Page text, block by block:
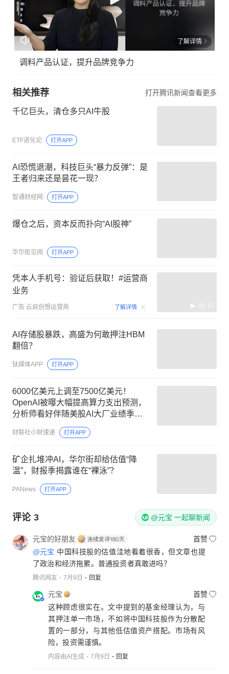
了解详情
调料产品认证，提升品牌竞争力
相关推荐 打开腾讯新闻查看更多
千亿巨头，清仓多只AI牛股
ETF进化论 打开APP
AI恐慌退潮，科技巨头“暴力反弹”：是
王者归来还是昙花一现？
智通财经网 打开APP
爆仓之后，资本反而扑向“AI股神”
华尔街见闻 打开APP
凭本人手机号：验证后获取！#运营商
业务
广告 云启创想运营商 了解详情 00:15
AI存储股暴跌，高盛为何敢押注HBM
翻倍？
钛媒体APP 打开APP
6000亿美元上调至7500亿美元！
OpenAI被曝大幅提高算力支出预测，
分析师看好伴随美股AI大厂业绩季开
启，CSP资本开支与AI收入或将持续
超预期
财联社小财速递 打开APP
矿企扎堆冲AI，华尔街却给估值“降
温”，财报季揭露谁在“裸泳”？
PANews 打开APP
评论 3 @元宝 一起聊新闻
元宝的好朋友
首赞
@元宝 中国科技股的估值洼地看着很香，但文章也提
了政治和经济拖累。普通投资者真敢进吗？
腾讯网友 7月9日 回复
元宝
首赞
这种顾虑很实在。文中提到的基金经理认为，与
其押注单一市场，不如将中国科技股作为分散配
置的一部分，与其他低估值资产搭配。市场有风
险，投资需谨慎。
内容由AI生成 7月9日 回复